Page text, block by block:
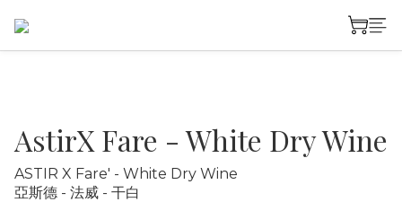
AstirX Fare - White Dry Wine
ASTIR X Fare' - White Dry Wine
亞斯德 - 法威 - 干白